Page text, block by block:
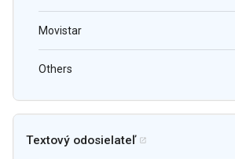
Movistar
Others
Textový odosielateľ 